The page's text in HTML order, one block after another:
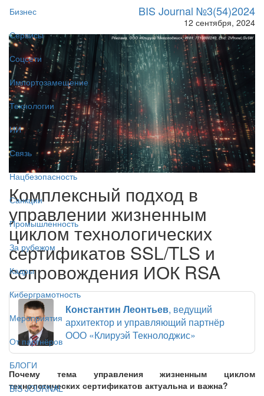
Бизнес
Сервисы
Соцсети
Импортозамещение
Технологии
ИИ
Связь
Нацбезопасность
Санкции
Промышленность
За рубежом
Кадры
Киберграмотность
Мероприятия
От партнёров
БЛОГИ
BIS JOURNAL
BIS Journal №3(54)2024
12 сентября, 2024
Комплексный подход в
управлении жизненным
циклом технологических
сертификатов SSL/TLS и
сопровождения ИОК RSA
Константин Леонтьев, ведущий
архитектор и управляющий партнёр
ООО «Клируэй Текнолоджис»
Почему тема управления жизненным циклом
технологических сертификатов актуальна и важна?